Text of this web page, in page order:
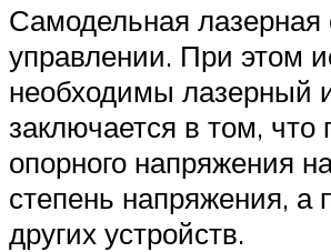
Самодельная лазерная
управлении. При этом
необходимы лазерный
заключается в том,
опорного напряжения
степень напряжения, а
других устройств.